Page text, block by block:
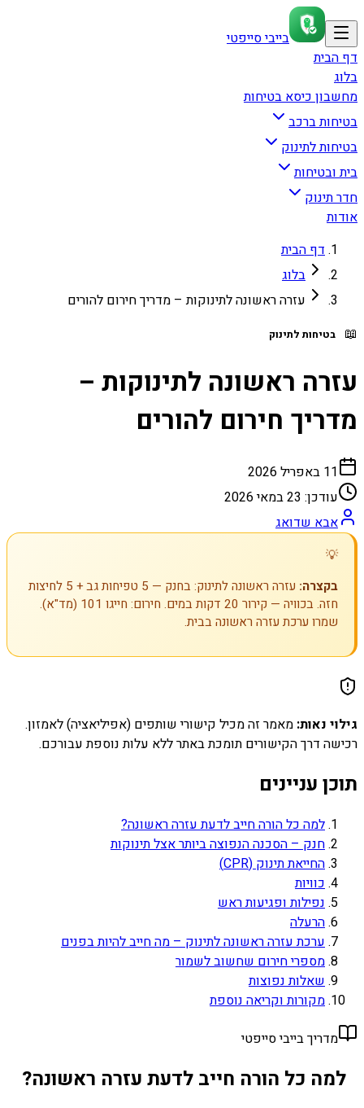
בייבי סייפטי
דף הבית
בלוג
מחשבון כיסא בטיחות
בטיחות ברכב
בטיחות לתינוק
בית ובטיחות
חדר תינוק
אודות
דף הבית
בלוג
עזרה ראשונה לתינוקות – מדריך חירום להורים
📖
בטיחות לתינוק
עזרה ראשונה לתינוקות –
מדריך חירום להורים
11 באפריל 2026
עודכן: 23 במאי 2026
אבא שדואג
💡
בקצרה:
עזרה ראשונה לתינוק: בחנק — 5 טפיחות גב + 5 לחיצות
חזה. בכוויה — קירור 20 דקות במים. חירום: חייגו 101 (מד"א).
שמרו ערכת עזרה ראשונה בבית.
גילוי נאות: מאמר זה מכיל קישורי שותפים (אפיליאציה) לאמזון.
רכישה דרך הקישורים תומכת באתר ללא עלות נוספת עבורכם.
תוכן עניינים
למה כל הורה חייב לדעת עזרה ראשונה?
חנק – הסכנה הנפוצה ביותר אצל תינוקות
החייאת תינוק (CPR)
כוויות
נפילות ופגיעות ראש
הרעלה
ערכת עזרה ראשונה לתינוק – מה חייב להיות בפנים
מספרי חירום שחשוב לשמור
שאלות נפוצות
מקורות וקריאה נוספת
מדריך בייבי סייפטי
למה כל הורה חייב לדעת עזרה ראשונה?